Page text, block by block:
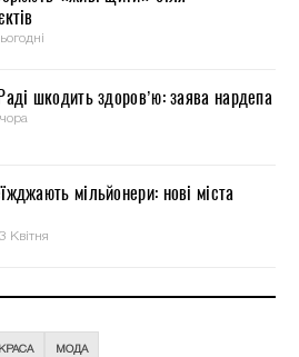
шкодить здоров’ю: заява нардепа
мільйонери: нові міста
Квітня
КРАСА МОДА